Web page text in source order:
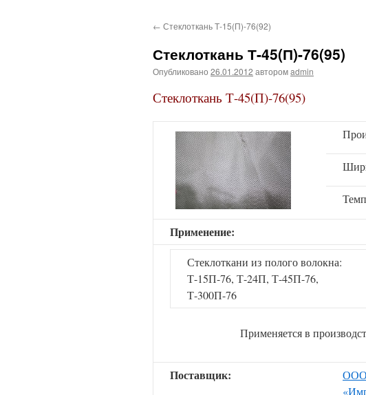
← Стеклоткань Т-15(П)-76(92)
Стеклоткань Т-45(П)-76(95)
Опубликовано 26.01.2012 авторомadmin
Стеклоткань Т-45(П)-76(95)
Применение:
Стеклоткани из полого волокна:
Т-15П-76, Т-24П, Т-45П-76,
Т-300П-76
Применяется в
Поставщик:
ООО